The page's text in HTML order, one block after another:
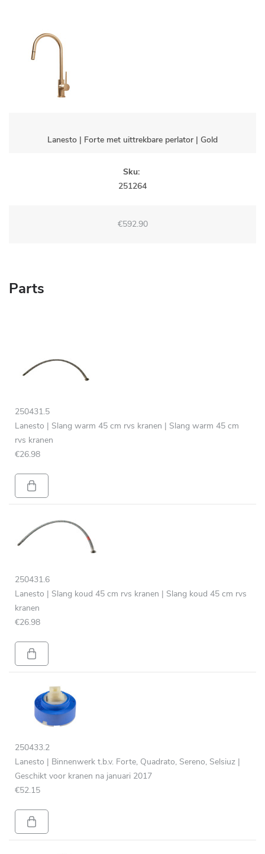
Lanesto | Forte met uittrekbare perlator | Gold
Sku:
251264
€592.90
Parts
250431.5
Lanesto | Slang warm 45 cm rvs kranen | Slang warm 45 cm
rvs kranen
€26.98
250431.6
Lanesto | Slang koud 45 cm rvs kranen | Slang koud 45 cm rvs
kranen
€26.98
250433.2
Lanesto | Binnenwerk t.b.v. Forte, Quadrato, Sereno, Selsiuz |
Geschikt voor kranen na januari 2017
€52.15